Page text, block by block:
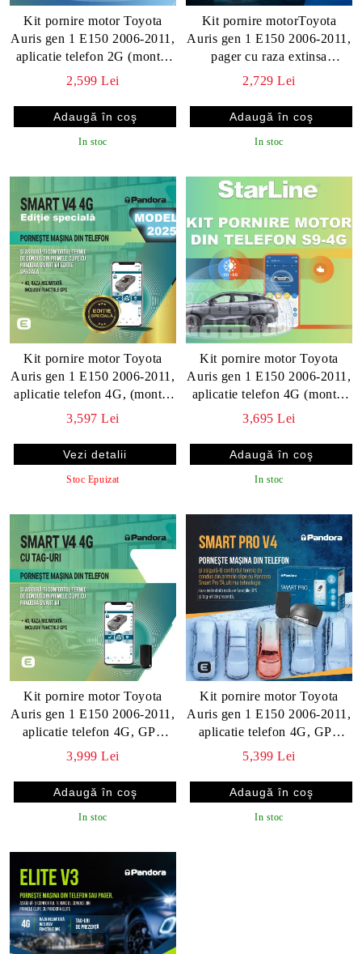
Kit pornire motor Toyota
Auris gen 1 E150 2006-2011,
aplicatie telefon 2G (montaj
inclus) - Starline S9 2G
2,599 Lei
In stoc
Kit pornire motorToyota
Auris gen 1 E150 2006-2011,
pager cu raza extinsa
868Mhz, 2 x CAN (montaj
2,729 Lei
In stoc
Kit pornire motor Toyota
Auris gen 1 E150 2006-2011,
aplicatie telefon 4G, (montaj
inclus) - Pandora Smart v4
3,597 Lei
Vezi detalii
Stoc Epuizat
Kit pornire motor Toyota
Auris gen 1 E150 2006-2011,
aplicatie telefon 4G (montaj
inclus) - Starline S9 v2 4G
3,695 Lei
In stoc
Kit pornire motor Toyota
Auris gen 1 E150 2006-2011,
aplicatie telefon 4G, GPS
(montaj inclus) - Pandora
3,999 Lei
In stoc
Kit pornire motor Toyota
Auris gen 1 E150 2006-2011,
aplicatie telefon 4G, GPS
(montaj inclus) - Pandora
5,399 Lei
In stoc